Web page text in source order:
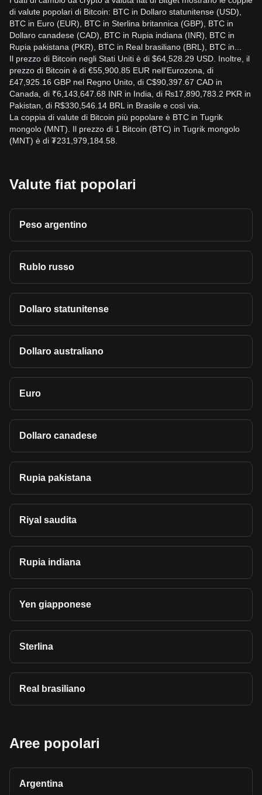
di valute popolari di Bitcoin: BTC in Dollaro statunitense (USD),
BTC in Euro (EUR), BTC in Sterlina britannica (GBP), BTC in
Dollaro canadese (CAD), BTC in Rupia indiana (INR), BTC in
Rupia pakistana (PKR), BTC in Real brasiliano (BRL), BTC in...
Il prezzo di Bitcoin negli Stati Uniti è di $64,528.29 USD. Inoltre, il
prezzo di Bitcoin è di €55,900.85 EUR nell'Eurozona, di
£47,925.16 GBP nel Regno Unito, di C$90,397.67 CAD in
Canada, di ₹6,143,647.68 INR in India, di ₨17,890,783.2 PKR in
Pakistan, di R$330,546.14 BRL in Brasile e così via.
La coppia di valute di Bitcoin più popolare è BTC in Tugrik
mongolo (MNT). Il prezzo di 1 Bitcoin (BTC) in Tugrik mongolo
(MNT) è di ₮231,979,184.58.
Valute fiat popolari
Peso argentino
Rublo russo
Dollaro statunitense
Dollaro australiano
Euro
Dollaro canadese
Rupia pakistana
Riyal saudita
Rupia indiana
Yen giapponese
Sterlina
Real brasiliano
Aree popolari
Argentina